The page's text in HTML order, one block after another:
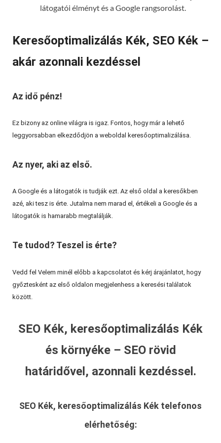
látogatói élményt és a Google rangsorolást.
Keresőoptimalizálás Kék, SEO Kék –
akár azonnali kezdéssel
Az idő pénz!
Ez bizony az online világra is igaz. Fontos, hogy már a lehető
leggyorsabban elkezdődjön a weboldal keresőoptimalizálása.
Az nyer, aki az első.
A Google és a látogatók is tudják ezt. Az első oldal a keresőkben
azé, aki tesz is érte. Jutalma nem marad el, értékeli a Google és a
látogatók is hamarabb megtalálják.
Te tudod? Teszel is érte?
Vedd fel Velem minél előbb a kapcsolatot és kérj árajánlatot, hogy
győztesként az első oldalon megjelenhess a keresési találatok
között.
SEO Kék, keresőoptimalizálás Kék
és környéke – SEO rövid
határidővel, azonnali kezdéssel.
SEO Kék, keresőoptimalizálás Kék telefonos
elérhetőség: